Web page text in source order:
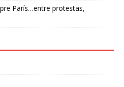
París…entre protestas,